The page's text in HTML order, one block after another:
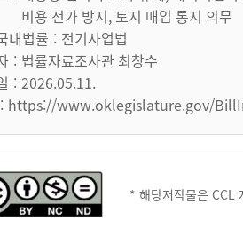
비용 전가 방지, 토지 매입 통지 의무
내법률
전기사업법
법률자료조사관 최창수
2026.05.11.
https://www.oklegislature.gov/
* 해당저작물은 CCL